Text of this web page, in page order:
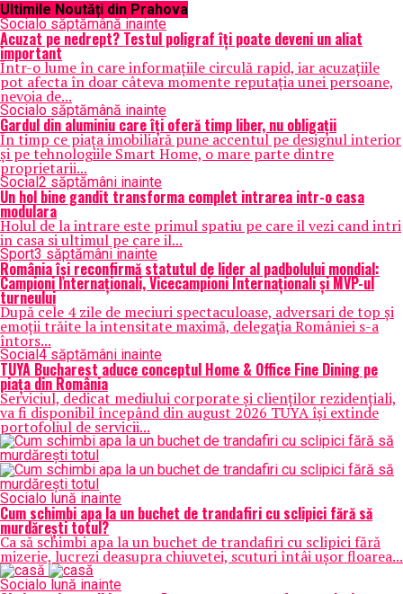
Ultimile Noutăți din Prahova
Socialo săptămână inainte
Acuzat pe nedrept? Testul poligraf îţi poate deveni un aliat
important
Într-o lume în care informațiile circulă rapid, iar acuzațiile
pot afecta în doar câteva momente reputația unei persoane,
nevoia de...
Socialo săptămână inainte
Gardul din aluminiu care îți oferă timp liber, nu obligații
În timp ce piața imobiliară pune accentul pe designul interior
și pe tehnologiile Smart Home, o mare parte dintre
proprietarii...
Social2 săptămâni inainte
Un hol bine gandit transforma complet intrarea intr-o casa
modulara
Holul de la intrare este primul spatiu pe care il vezi cand intri
in casa si ultimul pe care il...
Sport3 săptămâni inainte
România își reconfirmă statutul de lider al padbolului mondial:
Campioni Internaționali, Vicecampioni Internaționali și MVP-ul
turneului
După cele 4 zile de meciuri spectaculoase, adversari de top și
emoții trăite la intensitate maximă, delegația României s-a
întors...
Social4 săptămâni inainte
TUYA Bucharest aduce conceptul Home & Office Fine Dining pe
piața din România
Serviciul, dedicat mediului corporate și clienților rezidențiali,
va fi disponibil începând din august 2026 TUYA își extinde
portofoliul de servicii...
Socialo lună inainte
Cum schimbi apa la un buchet de trandafiri cu sclipici fără să
murdărești totul?
Ca să schimbi apa la un buchet de trandafiri cu sclipici fără
mizerie, lucrezi deasupra chiuvetei, scuturi întâi ușor floarea...
Socialo lună inainte